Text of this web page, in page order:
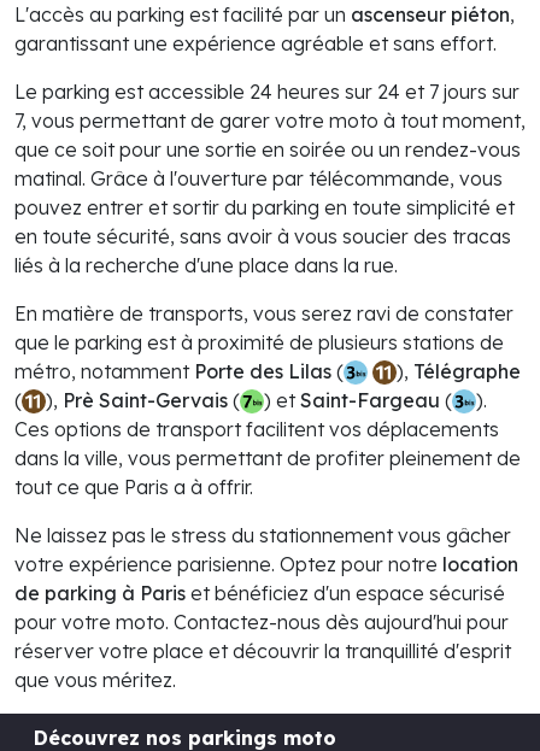
L'accès au parking est facilité par un ascenseur piéton,
garantissant une expérience agréable et sans effort.
Le parking est accessible 24 heures sur 24 et 7 jours sur
7, vous permettant de garer votre moto à tout moment,
que ce soit pour une sortie en soirée ou un rendez-vous
matinal. Grâce à l'ouverture par télécommande, vous
pouvez entrer et sortir du parking en toute simplicité et
en toute sécurité, sans avoir à vous soucier des tracas
liés à la recherche d'une place dans la rue.
En matière de transports, vous serez ravi de constater
que le parking est à proximité de plusieurs stations de
métro, notamment Porte des Lilas ( ), Télégraphe
(
), Prè Saint-Gervais ( ) etSaint-Fargeau (
).
Ces options de transport facilitent vos déplacements
dans la ville, vous permettant de profiter pleinement de
tout ce que Paris a à offrir.
Ne laissez pas le stress du stationnement vous gâcher
votre expérience parisienne. Optez pour notre location
de parking à Paris et bénéficiez d'un espace sécurisé
pour votre moto. Contactez-nous dès aujourd'hui pour
réserver votre place et découvrir la tranquillité d'esprit
que vous méritez.
Découvrez nos parkings moto